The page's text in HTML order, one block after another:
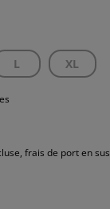
L XL
frais de port en sus